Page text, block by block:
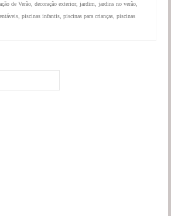
de Verão decoração exterior, jardim jardins no verão
piscinas infantis piscinas para crianças piscinas